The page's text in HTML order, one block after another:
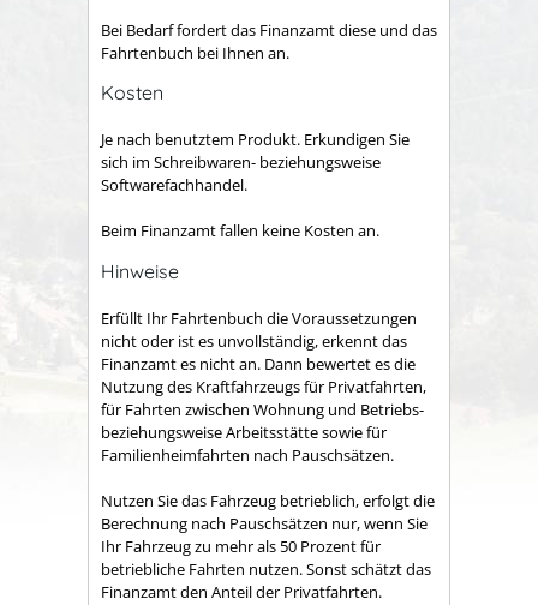
Bei Bedarf fordert das Finanzamt diese und das
Fahrtenbuch bei Ihnen an.
Kosten
Je nach benutztem Produkt. Erkundigen Sie
sich im Schreibwaren- beziehungsweise
Softwarefachhandel.
Beim Finanzamt fallen keine Kosten an.
Hinweise
Erfüllt Ihr Fahrtenbuch die Voraussetzungen
nicht oder ist es unvollständig, erkennt das
Finanzamt es nicht an. Dann bewertet es die
Nutzung des Kraftfahrzeugs für Privatfahrten,
für Fahrten zwischen Wohnung und Betriebs-
beziehungsweise Arbeitsstätte sowie für
Familienheimfahrten nach Pauschsätzen.
Nutzen Sie das Fahrzeug betrieblich, erfolgt die
Berechnung nach Pauschsätzen nur, wenn Sie
Ihr Fahrzeug zu mehr als 50 Prozent für
betriebliche Fahrten nutzen. Sonst schätzt das
Finanzamt den Anteil der Privatfahrten.